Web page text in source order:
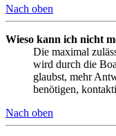
Nach oben
Wieso kann ich nicht
Die maximal
wird durch die
glaubst, mehr
benötigen,
Nach oben